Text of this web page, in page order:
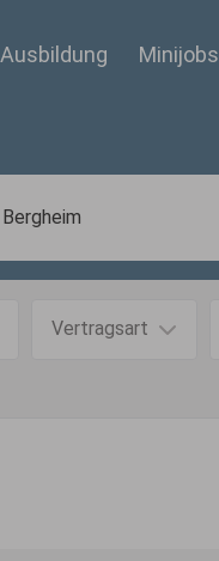
Ausbildung Minijobs
Vertragsart